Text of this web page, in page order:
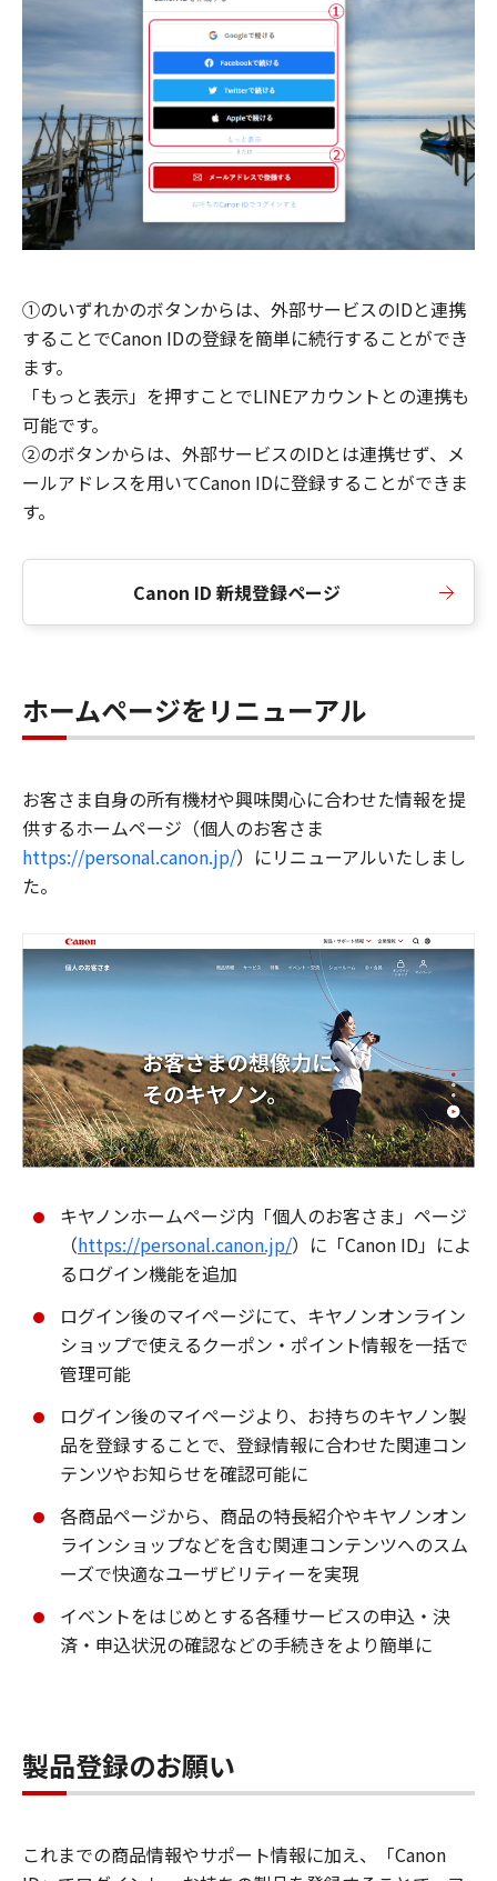
①のいずれかのボタンからは、外部サービスのIDと連携
することでCanon IDの登録を簡単に続行することができ
ます。
「もっと表示」を押すことでLINEアカウントとの連携も
可能です。
②のボタンからは、外部サービスのIDとは連携せず、メ
ールアドレスを用いてCanon IDに登録することができま
す。
Canon ID 新規登録ページ
ホームページをリニューアル
お客さま自身の所有機材や興味関心に合わせた情報を提
供するホームページ（個人のお客さま
https://personal.canon.jp/）にリニューアルいたしまし
た。
キヤノンホームページ内「個人のお客さま」ページ
（https://personal.canon.jp/）に「Canon ID」によ
るログイン機能を追加
ログイン後のマイページにて、キヤノンオンライン
ショップで使えるクーポン・ポイント情報を一括で
管理可能
ログイン後のマイページより、お持ちのキヤノン製
品を登録することで、登録情報に合わせた関連コン
テンツやお知らせを確認可能に
各商品ページから、商品の特長紹介やキヤノンオン
ラインショップなどを含む関連コンテンツへのスム
ーズで快適なユーザビリティーを実現
イベントをはじめとする各種サービスの申込・決
済・申込状況の確認などの手続きをより簡単に
製品登録のお願い
これまでの商品情報やサポート情報に加え、「Canon